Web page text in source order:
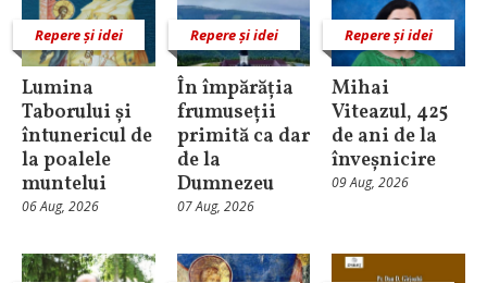
Repere și idei
Lumina
Taborului și
întunericul de
la poalele
muntelui
06 Aug, 2026
Repere și idei
În împărăția
frumuseții
primită ca dar
de la
Dumnezeu
07 Aug, 2026
Repere și idei
Mihai
Viteazul, 425
de ani de la
înveșnicire
09 Aug, 2026